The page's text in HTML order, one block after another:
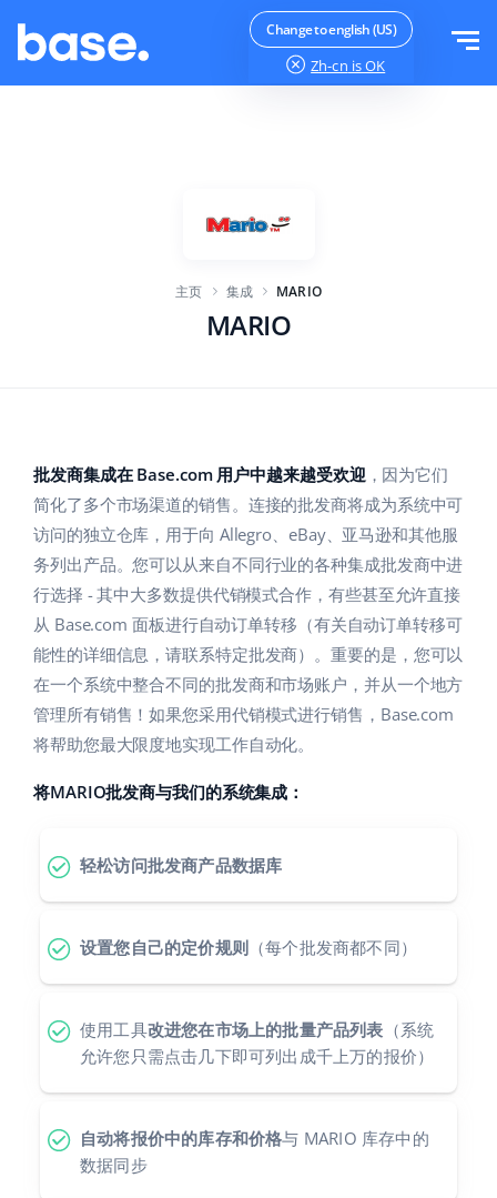
Change to english (US)
Zh-cn is OK
发货管理
工作流程自动化
Base Connect
用于电子商务的人工智能
Base Analytics
家庭与花园
儿童产品
电子产品
汽车零部件
超市
帮助
学院
服务
账户审计
联系方式
中文
english (US)
english (GB)
english (IN)
čeština
deutsch
español (MX)
Italiano
polski
română
登录
主页 集成 MARIO
MARIO
批发商集成在 Base.com 用户中越来越受欢迎，因为它们
简化了多个市场渠道的销售。连接的批发商将成为系统中可
访问的独立仓库，用于向 Allegro、eBay、亚马逊和其他服
务列出产品。您可以从来自不同行业的各种集成批发商中进
行选择 - 其中大多数提供代销模式合作，有些甚至允许直接
从 Base.com 面板进行自动订单转移（有关自动订单转移可
能性的详细信息，请联系特定批发商）。重要的是，您可以
在一个系统中整合不同的批发商和市场账户，并从一个地方
管理所有销售！如果您采用代销模式进行销售，Base.com
将帮助您最大限度地实现工作自动化。
将MARIO批发商与我们的系统集成：
轻松访问批发商产品数据库
设置您自己的定价规则 （每个批发商都不同）
使用工具改进您在市场上的批量产品列表 （系统
允许您只需点击几下即可列出成千上万的报价）
自动将报价中的库存和价格与 MARIO 库存中的
数据同步